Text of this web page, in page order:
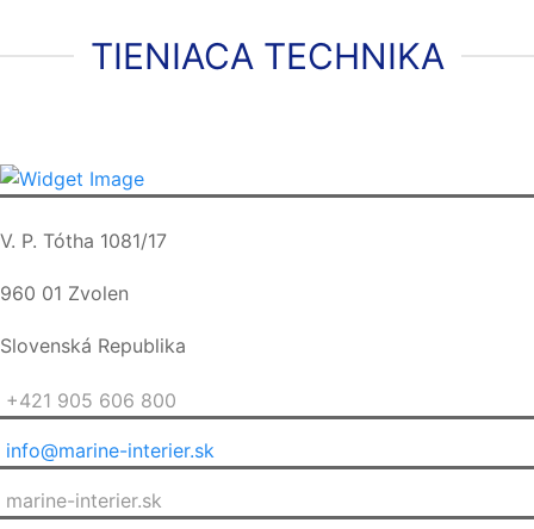
TIENIACA TECHNIKA
V. P. Tótha 1081/17
960 01 Zvolen
Slovenská Republika
+421 905 606 800
info@marine-interier.sk
marine-interier.sk